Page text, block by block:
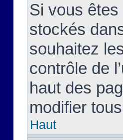
Si vous
stockés
souhaitez
contrôle de
haut des
modifier
Haut